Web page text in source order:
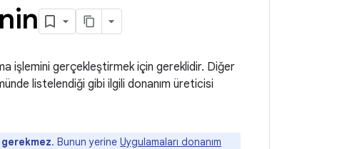
işlemini gerçekleştirmek için gereklidir. Diğer
listelendiği gibi ilgili donanım üreticisi
gerekmez. Bunun yerine Uygulamaları donanım